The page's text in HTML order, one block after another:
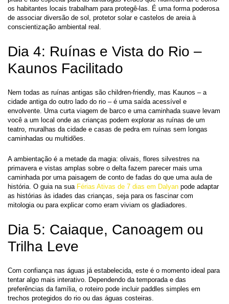
os habitantes locais trabalham para protegê-las. É uma forma poderosa
de associar diversão de sol, protetor solar e castelos de areia à
conscientização ambiental real.
Dia 4: Ruínas e Vista do Rio –
Kaunos Facilitado
Nem todas as ruínas antigas são children-friendly, mas Kaunos – a
cidade antiga do outro lado do rio – é uma saída acessível e
envolvente. Uma curta viagem de barco e uma caminhada suave levam
você a um local onde as crianças podem explorar as ruínas de um
teatro, muralhas da cidade e casas de pedra em ruínas sem longas
caminhadas ou multidões.
A ambientação é a metade da magia: olivais, flores silvestres na
primavera e vistas amplas sobre o delta fazem parecer mais uma
caminhada por uma paisagem de conto de fadas do que uma aula de
história. O guia na sua Férias Ativas de 7 dias em Dalyan pode adaptar
as histórias às idades das crianças, seja para os fascinar com
mitologia ou para explicar como eram viviam os gladiadores.
Dia 5: Caiaque, Canoagem ou
Trilha Leve
Com confiança nas águas já estabelecida, este é o momento ideal para
tentar algo mais interativo. Dependendo da temporada e das
preferências da família, o roteiro pode incluir paddles simples em
trechos protegidos do rio ou das águas costeiras.